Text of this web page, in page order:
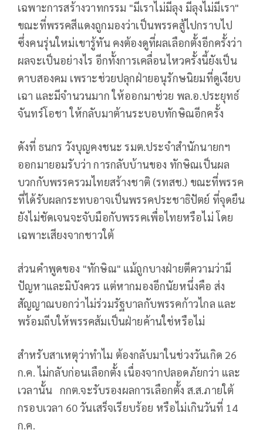
เฉพาะการสร้างวาทกรรม "มีเราไม่มีลุง มีลุงไม่มีเรา"
ขณะที่พรรคสีแดงถูกมองว่าเป็นพรรคสู้ไปกราบไป
ซึ่งคนรุ่นใหม่เขารู้ทัน คงต้องดูที่ผลเลือกตั้งอีกครั้งว่า
ผลจะเป็นอย่างไร อีกทั้งการเคลื่อนไหวครั้งนี้ยังเป็น
ดาบสองคม เพราะช่วยปลุกฝ่ายอนุรักษนิยมที่ดูเงียบ
เฉา และมีจำนวนมาก ให้ออกมาช่วย พล.อ.ประยุทธ์
จันทร์โอชา ให้กลับมาต้านระบอบทักษิณอีกครั้ง
ดังที่ ธนกร วังบุญคงชนะ รมต.ประจำสำนักนายกฯ
ออกมายอมรับว่า การกลับบ้านของ ทักษิณเป็นผล
บวกกับพรรครวมไทยสร้างชาติ (รทสช.) ขณะที่พรรค
ที่ได้รับผลกระทบอาจเป็นพรรคประชาธิปัตย์ ที่จุดยืน
ยังไม่ชัดเจนจะจับมือกับพรรคเพื่อไทยหรือไม่ โดย
เฉพาะเสียงจากชาวใต้
ส่วนคำพูดของ "ทักษิณ" แม้ถูกบางฝ่ายตีความว่ามี
ปัญหาและมิบังควร แต่หากมองอีกนัยหนึ่งคือ ส่ง
สัญญาณบอกว่าไม่ร่วมรัฐบาลกับพรรคก้าวไกล และ
พร้อมถีบให้พรรคส้มเป็นฝ่ายค้านใช่หรือไม่
สำหรับสาเหตุว่าทำไม ต้องกลับมาในช่วงวันเกิด 26
ก.ค. ไม่กลับก่อนเลือกตั้ง เนื่องจากปลอดภัยกว่า และ
เวลานั้น กกต.จะรับรองผลการเลือกตั้ง ส.ส.ภายใต้
กรอบเวลา 60 วันเสร็จเรียบร้อย หรือไม่เกินวันที่ 14
ก.ค.